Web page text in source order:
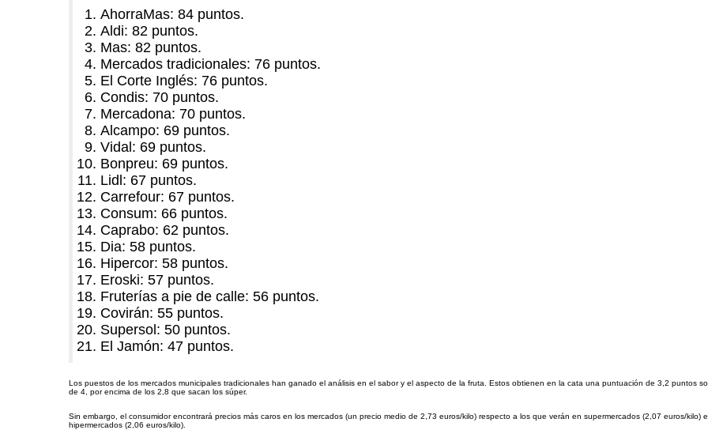
AhorraMas: 84 puntos.
Aldi: 82 puntos.
Mas: 82 puntos.
Mercados tradicionales: 76 puntos.
El Corte Inglés: 76 puntos.
Condis: 70 puntos.
Mercadona: 70 puntos.
Alcampo: 69 puntos.
Vidal: 69 puntos.
Bonpreu: 69 puntos.
Lidl: 67 puntos.
Carrefour: 67 puntos.
Consum: 66 puntos.
Caprabo: 62 puntos.
Dia: 58 puntos.
Hipercor: 58 puntos.
Eroski: 57 puntos.
Fruterías a pie de calle: 56 puntos.
Covirán: 55 puntos.
Supersol: 50 puntos.
El Jamón: 47 puntos.
Los puestos de los mercados municipales tradicionales han ganado el análisis en el sabor y el aspecto de la fruta. Estos obtienen en la cata una puntuación de 3,2 puntos
de 4, por encima de los 2,8 que sacan los súper.
Sin embargo, el consumidor encontrará precios más caros en los mercados (un precio medio de 2,73 euros/kilo) respecto a los que verán en supermercados (2,07 euros/kilo) e
hipermercados (2,06 euros/kilo).